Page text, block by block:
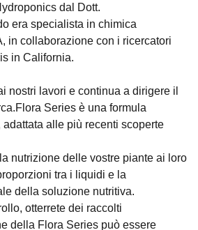
dal Dott.
era specialista in chimica
in collaborazione con i ricercatori
in California.
nostri lavori e continua a dirigere il
Series è una formula
alle più recenti scoperte
nutrizione delle vostre piante ai loro
tra i liquidi e la
della soluzione nutritiva.
otterrete dei raccolti
della Flora Series può essere